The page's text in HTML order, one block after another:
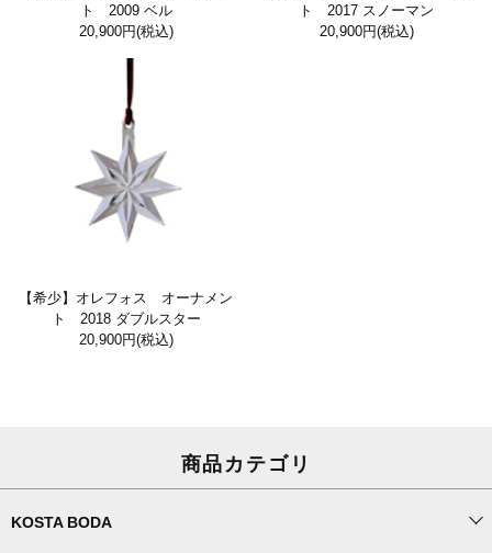
ト 2009 ベル
20,900円(税込)
ト 2017 スノーマン
20,900円(税込)
【希少】オレフォス オーナメン
ト 2018 ダブルスター
20,900円(税込)
商品カテゴリ
KOSTA BODA